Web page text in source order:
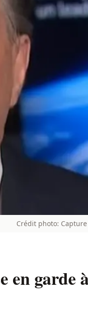
Crédit photo:
en garde